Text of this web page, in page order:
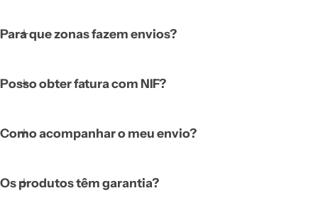
Para que zonas fazem envios?
Posso obter fatura com NIF?
Como acompanhar o meu envio?
Os produtos têm garantia?